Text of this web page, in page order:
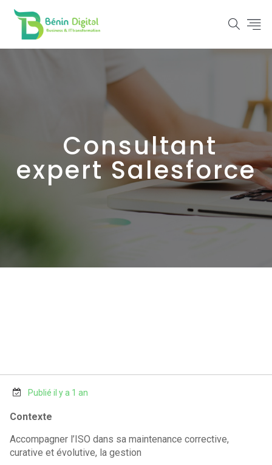
Consultant
expert Salesforce
Publié il y a 1 an
Contexte
Accompagner l’ISO dans sa maintenance corrective,
curative et évolutive, la gestion